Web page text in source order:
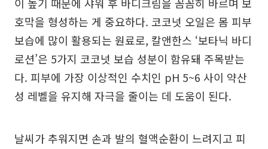
이 높기 때문에 샤워 후 바디크림을 꼼꼼히 바르며 보
호막을 형성하는 게 중요하다. 코코넛 오일은 몸 피부
보습에 많이 활용되는 원료로, 칼앤한스 ‘보타닉 바디
로션’은 5가지 코코넛 보습 성분이 함유돼 주목받는
다. 피부에 가장 이상적인 수치인 pH 5~6 사이 약산
성 레벨을 유지해 자극을 줄이는 데 도움이 된다.
날씨가 추워지면 손과 발의 혈액순환이 느려지고 피